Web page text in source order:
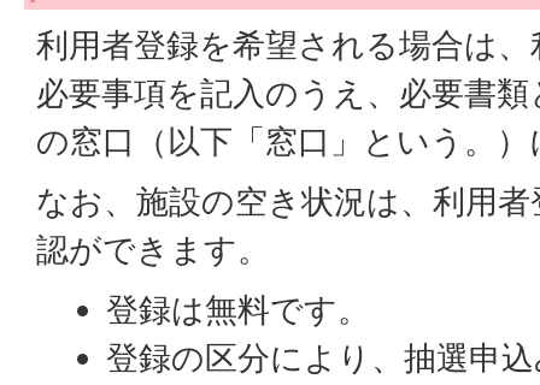
利用者登録を希望される場合は
必要事項を記入のうえ、必要書
の窓口（以下「窓口」という。
なお、施設の空き状況は、利用
認ができます。
登録は無料です。
登録の区分により、抽選申